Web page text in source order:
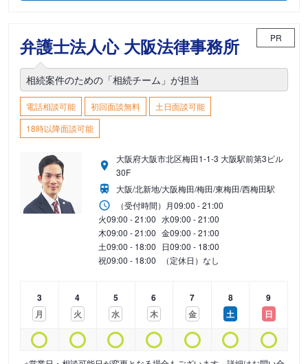
弁護士法人心 大阪法律事務所 PR
相続案件のための「相続チーム」が担当
電話相談可能 初回面談無料
土日面談可能
18時以降面談可能
大阪府大阪市北区梅田1-1-3 大阪駅前第3ビル
30F
大阪/北新地/大阪梅田/梅田/東梅田/西梅田駅
（受付時間） 月09:00 - 21:00
火09:00 - 21:00 水09:00 - 21:00
木09:00 - 21:00 金09:00 - 21:00
土09:00 - 18:00 日09:00 - 18:00
祝09:00 - 18:00 （定休日）なし
3
月
4
火
5
水
6
木
7
金
8
土
9
日